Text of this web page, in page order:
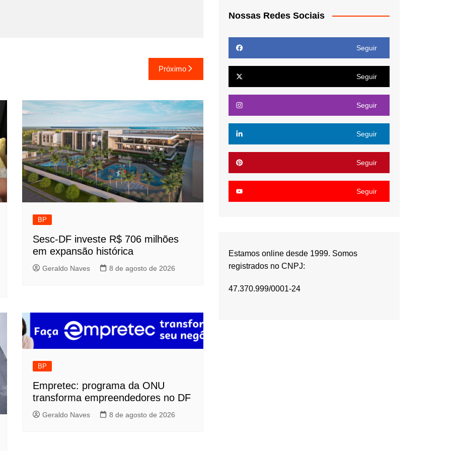
Próximo
BP
Sesc-DF investe R$ 706 milhões
em expansão histórica
Geraldo Naves 8 de agosto de 2026
BP
Empretec: programa da ONU
transforma empreendedores no DF
Geraldo Naves 8 de agosto de 2026
Nossas Redes Sociais
Seguir
Seguir
Seguir
Seguir
Seguir
Seguir
Estamos online desde 1999. Somos
registrados no CNPJ:
47.370.999/0001-24